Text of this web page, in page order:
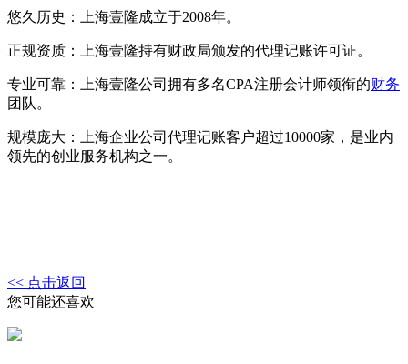
悠久历史：上海壹隆成立于2008年。
正规资质：上海壹隆持有财政局颁发的代理记账许可证。
专业可靠：上海壹隆公司拥有多名CPA注册会计师领衔的财务
团队。
规模庞大：上海企业公司代理记账客户超过10000家，是业内
领先的创业服务机构之一。
<< 点击返回
您可能还喜欢